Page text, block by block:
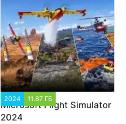
2024 11.67 ГБ
Microsoft Flight Simulator
2024